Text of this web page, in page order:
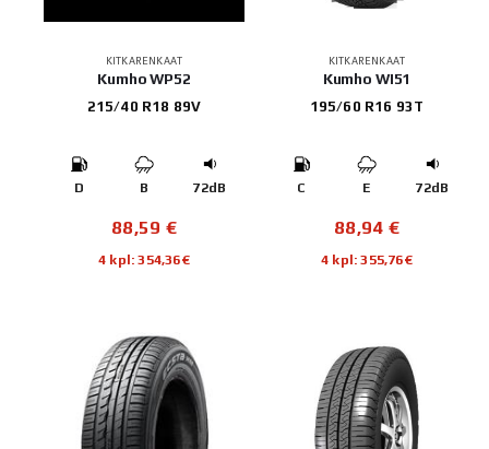
KITKARENKAAT
Kumho WP52
215/40 R18 89V
D B 72dB
88,59 €
4 kpl: 354,36€
KITKARENKAAT
Kumho WI51
195/60 R16 93T
C E 72dB
88,94 €
4 kpl: 355,76€